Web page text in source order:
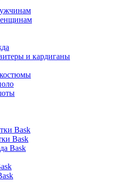
и кардиганы
Bask
Bask
Bask